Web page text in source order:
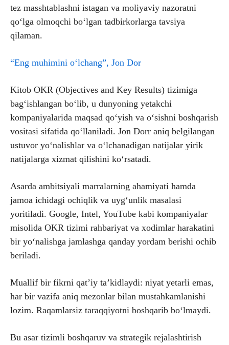
tez masshtablashni istagan va moliyaviy nazoratni
qo‘lga olmoqchi bo‘lgan tadbirkorlarga tavsiya
qilaman.
“Eng muhimini o‘lchang”, Jon Dor
Kitob OKR (Objectives and Key Results) tizimiga
bag‘ishlangan bo‘lib, u dunyoning yetakchi
kompaniyalarida maqsad qo‘yish va o‘sishni boshqarish
vositasi sifatida qo‘llaniladi. Jon Dorr aniq belgilangan
ustuvor yo‘nalishlar va o‘lchanadigan natijalar yirik
natijalarga xizmat qilishini ko‘rsatadi.
Asarda ambitsiyali marralarning ahamiyati hamda
jamoa ichidagi ochiqlik va uyg‘unlik masalasi
yoritiladi. Google, Intel, YouTube kabi kompaniyalar
misolida OKR tizimi rahbariyat va xodimlar harakatini
bir yo‘nalishga jamlashga qanday yordam berishi ochib
beriladi.
Muallif bir fikrni qat’iy ta’kidlaydi: niyat yetarli emas,
har bir vazifa aniq mezonlar bilan mustahkamlanishi
lozim. Raqamlarsiz taraqqiyotni boshqarib bo‘lmaydi.
Bu asar tizimli boshqaruv va strategik rejalashtirish